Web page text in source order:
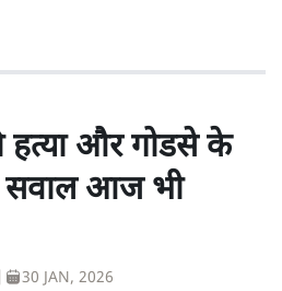
हत्या और गोडसे के
सवाल आज भी
30 JAN, 2026